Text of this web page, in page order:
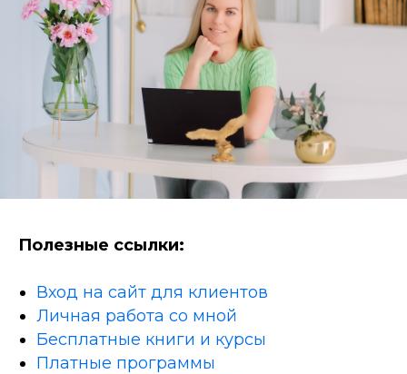
Полезные ссылки:
Вход на сайт для клиентов
Личная работа со мной
Бесплатные книги и курсы
Платные программы